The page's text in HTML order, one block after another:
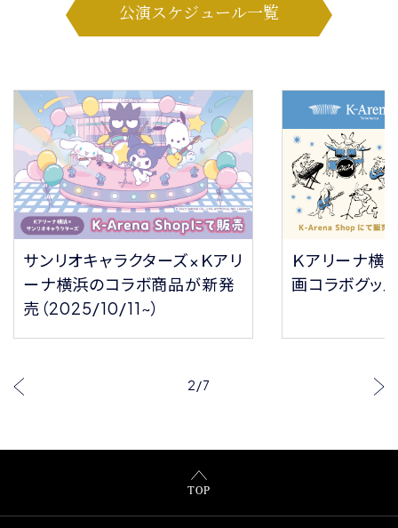
公演スケジュール一覧
サンリオキャラクターズ×Ｋアリ
ーナ横浜のコラボ商品が新発
売（2025/10/11~）
Ｋアリーナ横
画コラボグッ
2/7
TOP